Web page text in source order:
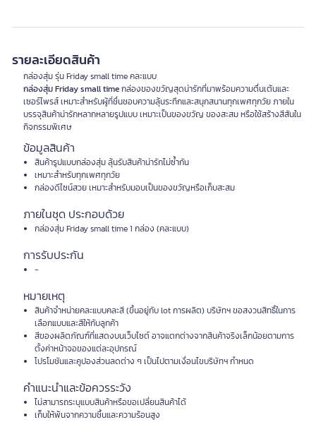
รายละเอียดสินค้า
กล่องสุ่ม รุ่น Friday small time คละแบบ
กล่องสุ่ม Friday small timeกล่องของขวัญสุดน่ารักที่มาพร้อมความตื่นเต้นและ
เซอร์ไพรส์ เหมาะสำหรับผู้ที่ชื่นชอบความลุ้นระทึกและสนุกสนานทุกเพศทุกวัย ภายใน
บรรจุสินค้าน่ารักหลากหลายรูปแบบ เหมาะเป็นของขวัญ ของสะสม หรือใช้สร้างสีสันใน
กิจกรรมพิเศษ
ข้อมูลสินค้า
สินค้ารูปแบบกล่องสุ่ม ลุ้นรับสินค้าน่ารักไม่ซ้ำกัน
เหมาะสำหรับทุกเพศทุกวัย
กล่องดีไซน์สวย เหมาะสำหรับมอบเป็นของขวัญหรือเก็บสะสม
ภายในชุด ประกอบด้วย
กล่องสุ่ม Friday small time 1 กล่อง (คละแบบ)
การรับประกัน
-
หมายเหตุ
สินค้าจำหน่ายคละแบบคละสี (ขึ้นอยู่กับ lot การผลิต) บริษัทฯ ขอสงวนสิทธิ์ในการ
เลือกแบบและสีให้กับลูกค้า
สีของผลิตภัณฑ์ที่แสดงบนเว็บไซต์ อาจแตกต่างจากสินค้าจริงเล็กน้อยตามการ
ตั้งค่าหน้าจอของแต่ละอุปกรณ์
โปรโมชันและคูปองส่วนลดต่าง ๆ เป็นไปตามเงื่อนไขบริษัทฯ กำหนด
คำแนะนำและข้อควรระวัง
ไม่สามารถระบุแบบสินค้าหรือขอเปลี่ยนสินค้าได้
เก็บให้พ้นจากความชื้นและความร้อนสูง